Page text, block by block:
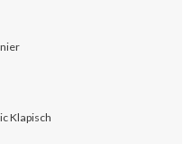
Klapisch